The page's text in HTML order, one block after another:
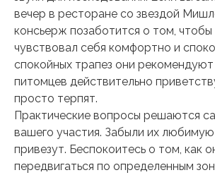
вечер в ресторане со звездой
консьерж позаботится о том,
чувствовал себя комфортно и
спокойных трапез они
питомцев действительно
просто терпят.
Практические вопросы решаются
вашего участия. Забыли их
привезут. Беспокоитесь о том, как
передвигаться по определенным